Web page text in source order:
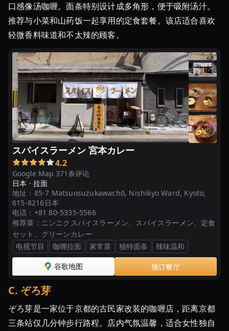
都
の
カ
レ
ー
ラ
ン
キ
ン
グ
TOP30
口感像汤咖喱。面条特别设计成多角形，便于吸附汤汁。
推荐与小菜和山药饭一起享用的定食套餐。该店适合喜欢
轻微香料味道和不太辣的顾客。
スパイスラーメン 宮本カレー
Google Map 371条评论
4.2
日本 · 拉面
地址： 85-7 Matsuosuzukawachō, Nishikyo Ward, Kyoto,
615-8216日本
电话： +81 80-5335-5566
推荐菜： ニンニクスパイスラーメン、スパイスラーメン、定食
セット、グリーンカレー
电视节目
咖喱拉面 家常菜 独特面条 辣味温和
谷歌地图 预订餐厅
C. ぞろ芽
ぞろ芽是一家位于京都的古民家改装的咖喱店，距离京都
三条站仅几分钟步行路程。店内气氛温馨，适合女性独自